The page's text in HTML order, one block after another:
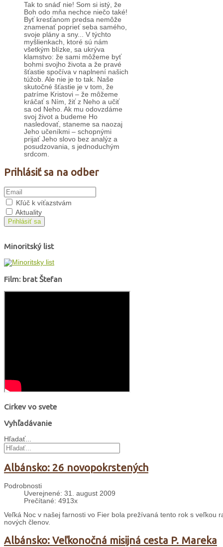
Tak to snáď nie! Som si istý, že
Boh odo mňa nechce niečo také!
Byť kresťanom predsa nemôže
znamenať poprieť seba samého,
svoje plány a sny... V týchto
myšlienkach, ktoré sú nám
všetkým blízke, sa ukrýva
klamstvo: že sami môžeme byť
bohmi svojho života a že pravé
šťastie spočíva v naplnení našich
túžob. Ale nie je to tak. Naše
skutočné šťastie je v tom, že
patríme Kristovi – že môžeme
kráčať s Ním, žiť z Neho a učiť
sa od Neho. Ak mu odovzdáme
svoj život a budeme Ho
nasledovať, staneme sa naozaj
Jeho učeníkmi – schopnými
prijať Jeho slovo bez analýz a
posudzovania, s jednoduchým
srdcom.
Prihlásiť sa na odber
Kľúč k víťazstvám
Aktuality
Prihlásiť sa
Minoritský list
Film: brat Štefan
Cirkev vo svete
Vyhľadávanie
Hľadať...
Albánsko: 26 novopokrstených
Podrobnosti
Uverejnené: 31. august 2009
Prečítané: 4913x
Veľká Noc v našej farnosti vo Fier bola prežívaná tento rok s veľkou
nových členov.
Albánsko: Veľkonočná misijná cesta P. Mareka